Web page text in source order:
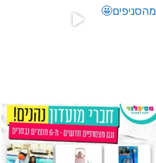
מין העובר רק במסיבלנד !! קיים